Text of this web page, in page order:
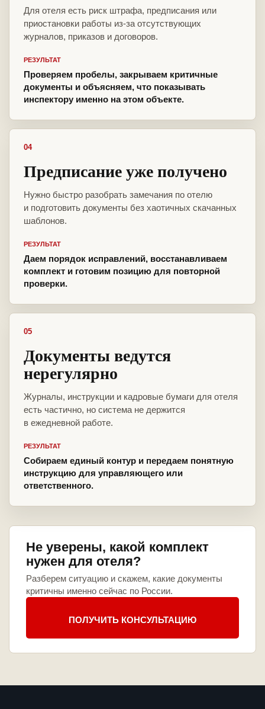
Для отеля есть риск штрафа, предписания или
приостановки работы из-за отсутствующих
журналов, приказов и договоров.
РЕЗУЛЬТАТ
Проверяем пробелы, закрываем критичные
документы и объясняем, что показывать
инспектору именно на этом объекте.
04
Предписание уже получено
Нужно быстро разобрать замечания по отелю
и подготовить документы без хаотичных скачанных
шаблонов.
РЕЗУЛЬТАТ
Даем порядок исправлений, восстанавливаем
комплект и готовим позицию для повторной
проверки.
05
Документы ведутся
нерегулярно
Журналы, инструкции и кадровые бумаги для отеля
есть частично, но система не держится
в ежедневной работе.
РЕЗУЛЬТАТ
Собираем единый контур и передаем понятную
инструкцию для управляющего или
ответственного.
Не уверены, какой комплект
нужен для отеля?
Разберем ситуацию и скажем, какие документы
критичны именно сейчас по России.
ПОЛУЧИТЬ КОНСУЛЬТАЦИЮ